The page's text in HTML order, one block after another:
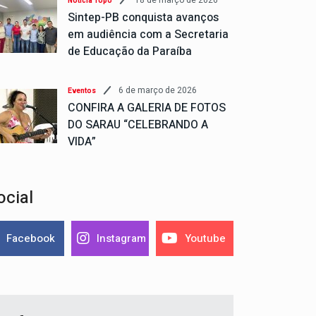
Sintep-PB conquista avanços
em audiência com a Secretaria
de Educação da Paraíba
Eventos 6 de março de 2026
CONFIRA A GALERIA DE FOTOS
DO SARAU “CELEBRANDO A
VIDA”
Facebook Instagram Youtube